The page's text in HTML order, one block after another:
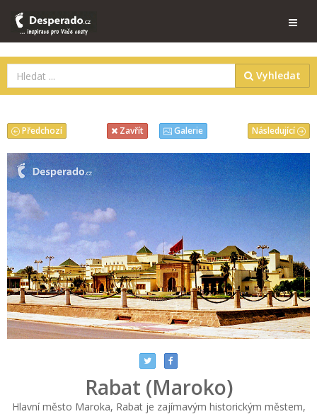
Vyhledat
Následující
Předchozí Zavřít Galerie
Rabat (Maroko)
Hlavní město Maroka, Rabat je zajímavým historickým městem,